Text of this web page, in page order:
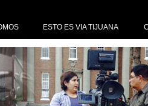
ESTO ES VIA TIJUANA